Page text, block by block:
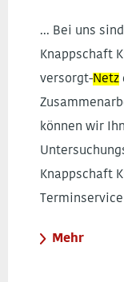
... Bei uns
Knappschaft
versorgt-Netz
können wir
Knappschaft
Mehr